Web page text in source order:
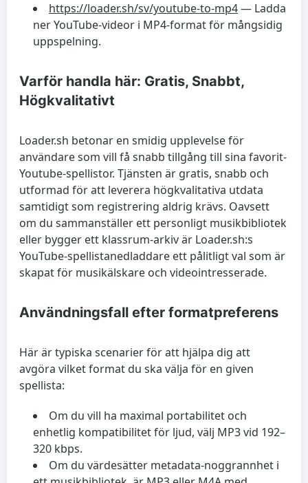
https://loader.sh/sv/youtube-to-mp4— Ladda
ner YouTube-videor i MP4-format för mångsidig
uppspelning.
Varför handla här: Gratis, Snabbt,
Högkvalitativt
Loader.sh betonar en smidig upplevelse för
användare som vill få snabb tillgång till sina favorit-
Youtube-spellistor. Tjänsten är gratis, snabb och
utformad för att leverera högkvalitativa utdata
samtidigt som registrering aldrig krävs. Oavsett
om du sammanställer ett personligt musikbibliotek
eller bygger ett klassrum-arkiv är Loader.sh:s
YouTube-spellistanedladdare ett pålitligt val som är
skapat för musikälskare och videointresserade.
Användningsfall efter formatpreferens
Här är typiska scenarier för att hjälpa dig att
avgöra vilket format du ska välja för en given
spellista:
Om du vill ha maximal portabilitet och
enhetlig kompatibilitet för ljud, välj MP3 vid 192–
320 kbps.
Om du värdesätter metadata-noggrannhet i